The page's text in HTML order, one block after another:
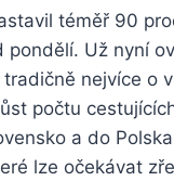
téměř 90
Už nyní
nejvíce o
počtu
a do
lze očekávat